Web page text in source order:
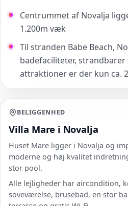
Centrummet af Novalja
1.200m væk
Til stranden Babe Beach,
badefaciliteter, strandbarer
attraktioner er der kun ca.
BELIGGENHED
Villa Mare i Novalja
Huset Mare ligger i Novalja og
moderne og høj kvalitet
stor pool.
Alle lejligheder har aircondition,
soveværelse, brusebad, en stor